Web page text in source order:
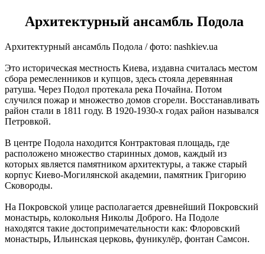
Архитектурный ансамбль Подола
Архитектурный ансамбль Подола / фото: nashkiev.ua
Это историческая местность Киева, издавна считалась местом
сбора ремесленников и купцов, здесь стояла деревянная
ратуша. Через Подол протекала река Почайна. Потом
случился пожар и множество домов сгорели. Восстанавливать
район стали в 1811 году. В 1920-1930-х годах район назывался
Петровкой.
В центре Подола находится Контрактовая площадь, где
расположено множество старинных домов, каждый из
которых является памятником архитектуры, а также старый
корпус Киево-Могилянской академии, памятник Григорию
Сковороды.
На Покровской улице располагается древнейший Покровский
монастырь, колокольня Николы Доброго. На Подоле
находятся такие достопримечательности как: Флоровский
монастырь, Ильинская церковь, фуникулёр, фонтан Самсон.